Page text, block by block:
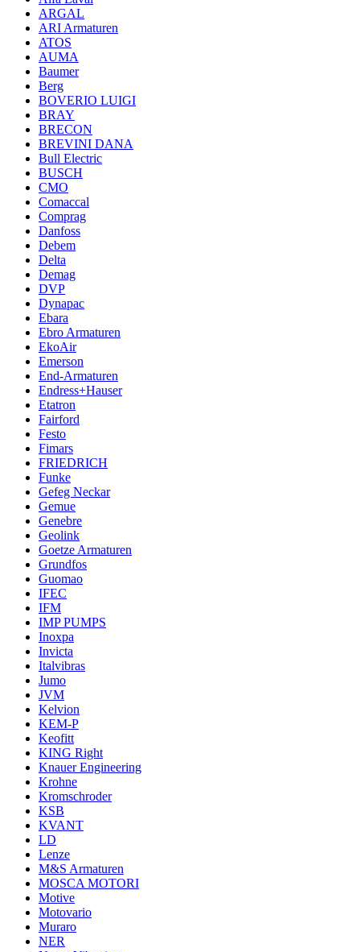
ARGAL
ARI Armaturen
ATOS
AUMA
Baumer
Berg
BOVERIO LUIGI
BRAY
BRECON
BREVINI DANA
Bull Electric
BUSCH
CMO
Comaccal
Comprag
Danfoss
Debem
Delta
Demag
DVP
Dynapac
Ebara
Ebro Armaturen
EkoAir
Emerson
End-Armaturen
Endress+Hauser
Etatron
Fairford
Festo
Fimars
FRIEDRICH
Funke
Gefeg Neckar
Gemue
Genebre
Geolink
Goetze Armaturen
Grundfos
Guomao
IFEC
IFM
IMP PUMPS
Inoxpa
Invicta
Italvibras
Jumo
JVM
Kelvion
KEM-P
Keofitt
KING Right
Knauer Engineering
Krohne
Kromschroder
KSB
KVANT
LD
Lenze
M&S Armaturen
MOSCA MOTORI
Motive
Motovario
Muraro
NER